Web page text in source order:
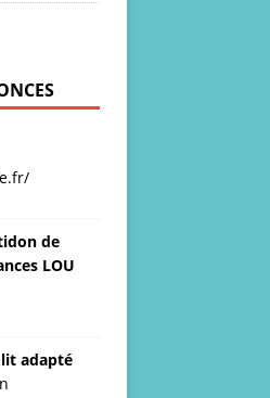
de
LOU
adapté